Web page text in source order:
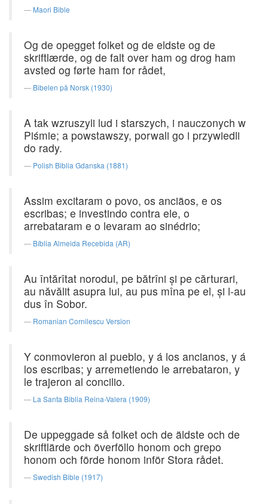
Maori Bible
Og de opegget folket og de eldste og de
skriftlærde, og de falt over ham og drog ham
avsted og førte ham for rådet,
Bibelen på Norsk (1930)
A tak wzruszyli lud i starszych, i nauczonych w
Piśmie; a powstawszy, porwali go i przywiedli
do rady.
Polish Biblia Gdanska (1881)
Assim excitaram o povo, os anciãos, e os
escribas; e investindo contra ele, o
arrebataram e o levaram ao sinédrio;
Bíblia Almeida Recebida (AR)
Au întărîtat norodul, pe bătrîni şi pe cărturari,
au năvălit asupra lui, au pus mîna pe el, şi l-au
dus în Sobor.
Romanian Cornilescu Version
Y conmovieron al pueblo, y á los ancianos, y á
los escribas; y arremetiendo le arrebataron, y
le trajeron al concilio.
La Santa Biblia Reina-Valera (1909)
De uppeggade så folket och de äldste och de
skriftlärde och överföllo honom och grepo
honom och förde honom inför Stora rådet.
Swedish Bible (1917)